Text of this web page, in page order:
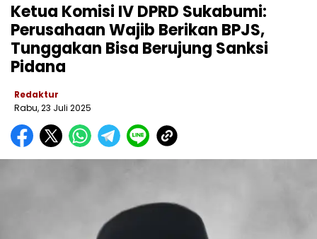
‎Ketua Komisi IV DPRD Sukabumi:
Perusahaan Wajib Berikan BPJS,
Tunggakan Bisa Berujung Sanksi
Pidana
Redaktur
Rabu, 23 Juli 2025